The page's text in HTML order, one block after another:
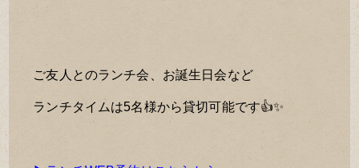
ご友人とのランチ会、お誕生日会など
ランチタイムは5名様から貸切可能です👍✨